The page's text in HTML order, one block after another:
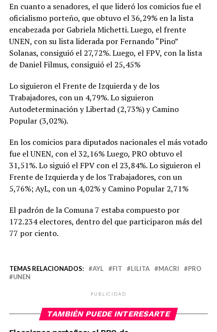
En cuanto a senadores, el que lideró los comicios fue el
oficialismo porteño, que obtuvo el 36,29% en la lista
encabezada por Gabriela Michetti. Luego, el frente
UNEN, con su lista liderada por Fernando “Pino”
Solanas, consiguió el 27,72%. Luego, el FPV, con la lista
de Daniel Filmus, consiguió el 25,45%
Lo siguieron el Frente de Izquierda y de los
Trabajadores, con un 4,79%. Lo siguieron
Autodeterminación y Libertad (2,73%) y Camino
Popular (3,02%).
En los comicios para diputados nacionales el más votado
fue el UNEN, con el 32,16% Luego, PRO obtuvo el
31,51%. Lo siguió el FPV con el 23,84%. Lo siguieron el
Frente de Izquierda y de los Trabajadores, con un
5,76%; AyL, con un 4,02% y Camino Popular 2,71%
El padrón de la Comuna 7 estaba compuesto por
172.234 electores, dentro del que participaron más del
77 por ciento.
TEMAS RELACIONADOS: AYL FIT LILITA MACRI
PRO
UNEN
PUBLICIDAD
TAMBIÉN PUEDE INTERESARTE